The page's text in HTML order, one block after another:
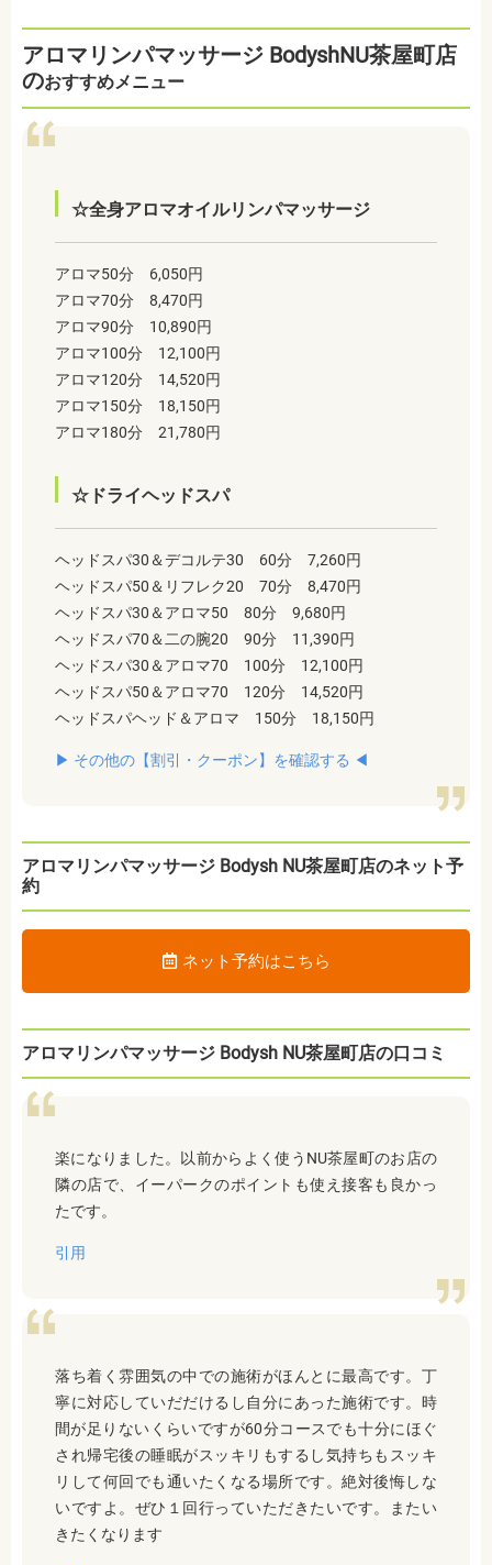
アロマリンパマッサージ BodyshNU茶屋町店
のおすすめメニュー
☆全身アロマオイルリンパマッサージ
アロマ50分 6,050円
アロマ70分 8,470円
アロマ90分 10,890円
アロマ100分 12,100円
アロマ120分 14,520円
アロマ150分 18,150円
アロマ180分 21,780円
☆ドライヘッドスパ
ヘッドスパ30＆デコルテ30 60分 7,260円
ヘッドスパ50＆リフレク20 70分 8,470円
ヘッドスパ30＆アロマ50 80分 9,680円
ヘッドスパ70＆二の腕20 90分 11,390円
ヘッドスパ30＆アロマ70 100分 12,100円
ヘッドスパ50＆アロマ70 120分 14,520円
ヘッドスパヘッド＆アロマ 150分 18,150円
▶︎ その他の【割引・クーポン】を確認する ◀︎
アロマリンパマッサージ Bodysh NU茶屋町店のネット予
約
ネット予約はこちら
アロマリンパマッサージ Bodysh NU茶屋町店の口コミ
楽になりました。以前からよく使うNU茶屋町のお店の
隣の店で、イーパークのポイントも使え接客も良かっ
たです。
引用
落ち着く雰囲気の中での施術がほんとに最高です。丁
寧に対応していだだけるし自分にあった施術です。時
間が足りないくらいですが60分コースでも十分にほぐ
され帰宅後の睡眠がスッキリもするし気持ちもスッキ
リして何回でも通いたくなる場所です。絶対後悔しな
いですよ。ぜひ１回行っていただきたいです。またい
きたくなります